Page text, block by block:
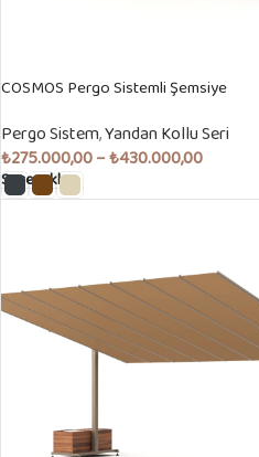
COSMOS Pergo Sistemli Şemsiye
Pergo Sistem,Yandan Kollu Seri
₺275.000,00–₺430.000,00
Seçenekler